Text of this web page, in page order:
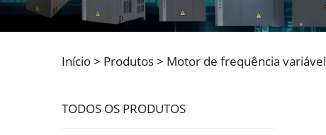
Início > Produtos> Motor de frequência variável
TODOS OS PRODUTOS